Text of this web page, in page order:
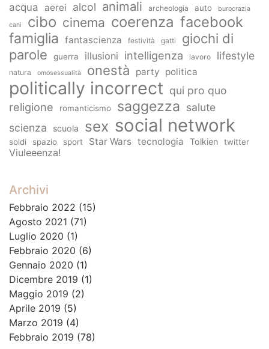
acqua aerei alcol animali archeologia auto burocrazia
cani cibo cinema coerenza facebook
famiglia fantascienza festività gatti
giochi di
parole
guerra illusioni intelligenza lavoro lifestyle
natura omosessualità onestà party politica
politically incorrect qui pro quo
religione romanticismo saggezza salute
scienza
scuola sex social network
soldi spazio sport Star Wars tecnologia Tolkien twitter
Viuleeenza!
Archivi
Febbraio 2022 (15)
Agosto 2021 (71)
Luglio 2020 (1)
Febbraio 2020 (6)
Gennaio 2020 (1)
Dicembre 2019 (1)
Maggio 2019 (2)
Aprile 2019 (5)
Marzo 2019 (4)
Febbraio 2019 (78)